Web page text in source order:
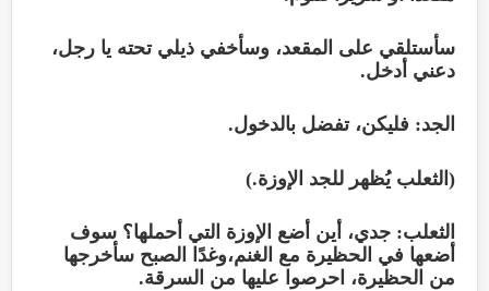
سأستلقي على المقعد، وسأخفي ذيلي تحته يا رجل،
دعني أدخل.
الجد: فليكن، تفضل بالدخول.
(الثعلب يُظهر للجد الإوزة.)
الثعلب: جدي، أين أضع الإوزة التي أحملها؟ سوف
أضعها في الحظيرة مع الغنم،وغدًا الصبح سأخرجها
من الحظيرة، احرصوا عليها من السرقة.